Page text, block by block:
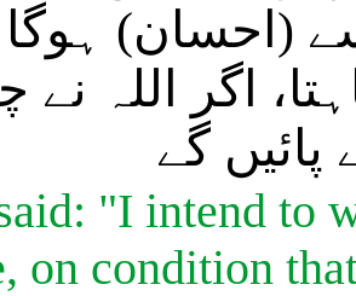
(احسان) ہوگا
اگر اللہ نے
گے
"I intend to
on condition